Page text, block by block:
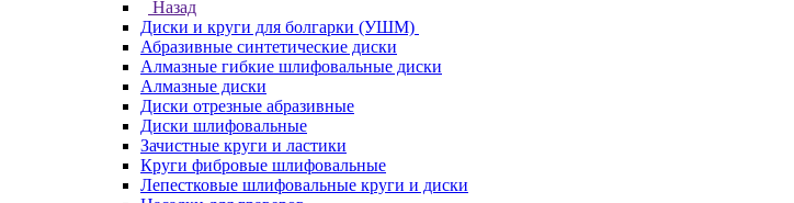
Назад
Диски и круги для болгарки (УШМ)
Абразивные синтетические диски
Алмазные гибкие шлифовальные диски
Алмазные диски
Диски отрезные абразивные
Диски шлифовальные
Зачистные круги и ластики
Круги фибровые шлифовальные
Лепестковые шлифовальные круги и диски